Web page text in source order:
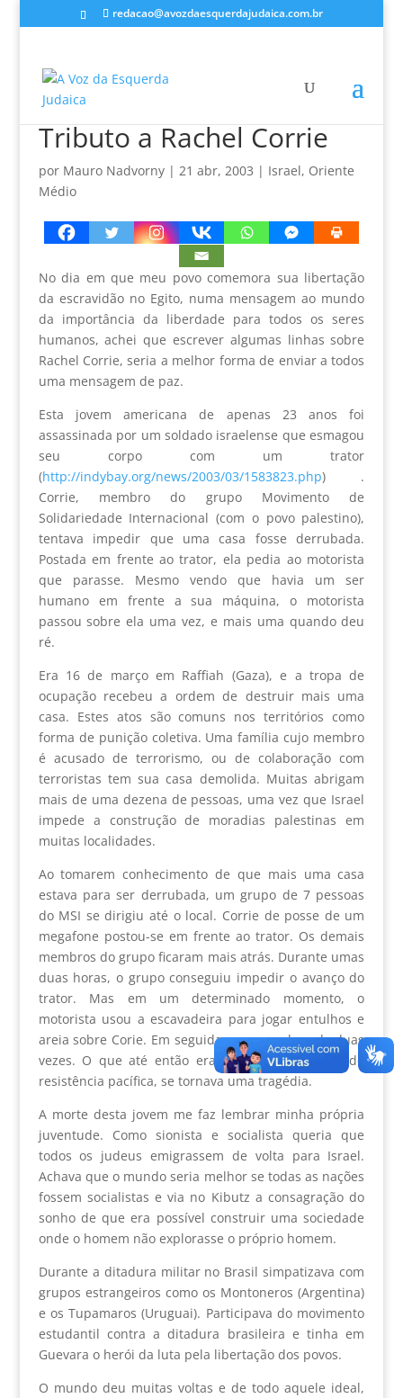
redacao@avozdaesquerdajudaica.com.br
Tributo a Rachel Corrie
por Mauro Nadvorny| 21 abr, 2003 | Israel, Oriente
Médio
No dia em que meu povo comemora sua libertação
da escravidão no Egito, numa mensagem ao mundo
da importância da liberdade para todos os seres
humanos, achei que escrever algumas linhas sobre
Rachel Corrie, seria a melhor forma de enviar a todos
uma mensagem de paz.
Esta jovem americana de apenas 23 anos foi
assassinada por um soldado israelense que esmagou
seu corpo com um trator
(http://indybay.org/news/2003/03/1583823.php) .
Corrie, membro do grupo Movimento de
Solidariedade Internacional (com o povo palestino),
tentava impedir que uma casa fosse derrubada.
Postada em frente ao trator, ela pedia ao motorista
que parasse. Mesmo vendo que havia um ser
humano em frente a sua máquina, o motorista
passou sobre ela uma vez, e mais uma quando deu
ré.
Era 16 de março em Raffiah (Gaza), e a tropa de
ocupação recebeu a ordem de destruir mais uma
casa. Estes atos são comuns nos territórios como
forma de punição coletiva. Uma família cujo membro
é acusado de terrorismo, ou de colaboração com
terroristas tem sua casa demolida. Muitas abrigam
mais de uma dezena de pessoas, uma vez que Israel
impede a construção de moradias palestinas em
muitas localidades.
Ao tomarem conhecimento de que mais uma casa
estava para ser derrubada, um grupo de 7 pessoas
do MSI se dirigiu até o local. Corrie de posse de um
megafone postou-se em frente ao trator. Os demais
membros do grupo ficaram mais atrás. Durante umas
duas horas, o grupo conseguiu impedir o avanço do
trator. Mas em um determinado momento, o
motorista usou a escavadeira para jogar entulhos e
areia sobre Corie. Em seguida passou sobre ela duas
vezes. O que até então era uma demonstração de
resistência pacífica, se tornava uma tragédia.
A morte desta jovem me faz lembrar minha própria
juventude. Como sionista e socialista queria que
todos os judeus emigrassem de volta para Israel.
Achava que o mundo seria melhor se todas as nações
fossem socialistas e via no Kibutz a consagração do
sonho de que era possível construir uma sociedade
onde o homem não explorasse o próprio homem.
Durante a ditadura militar no Brasil simpatizava com
grupos estrangeiros como os Montoneros (Argentina)
e os Tupamaros (Uruguai). Participava do movimento
estudantil contra a ditadura brasileira e tinha em
Guevara o herói da luta pela libertação dos povos.
O mundo deu muitas voltas e de todo aquele ideal,